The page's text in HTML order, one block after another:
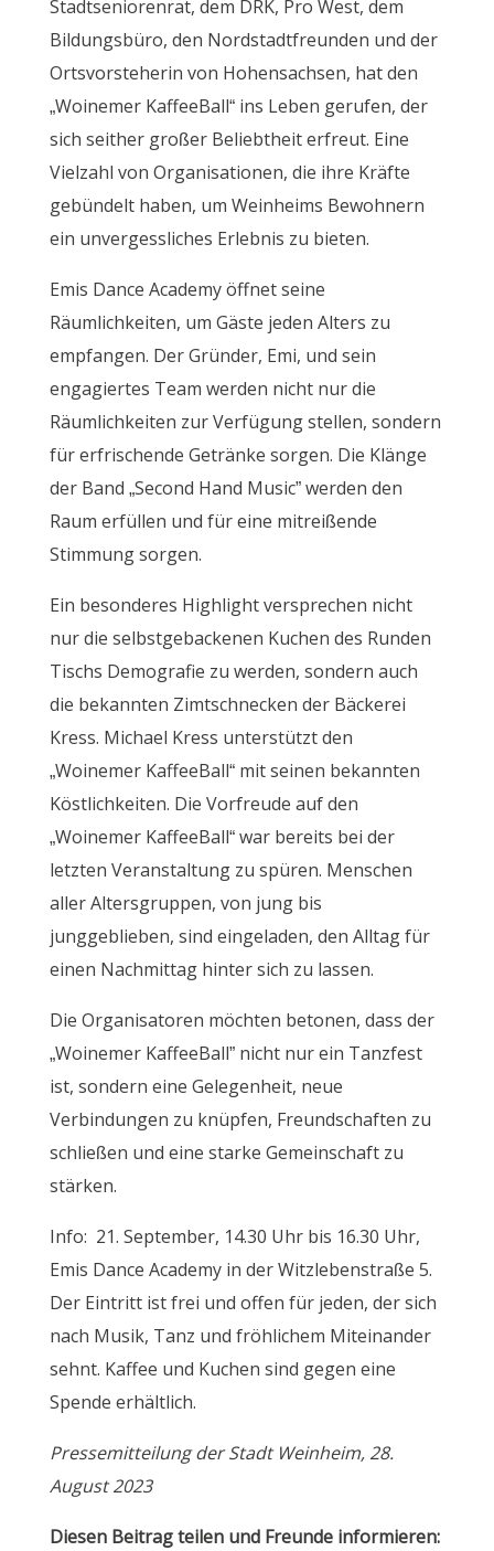
Stadtseniorenrat, dem DRK, Pro West, dem
Bildungsbüro, den Nordstadtfreunden und der
Ortsvorsteherin von Hohensachsen, hat den
„Woinemer KaffeeBall“ ins Leben gerufen, der
sich seither großer Beliebtheit erfreut. Eine
Vielzahl von Organisationen, die ihre Kräfte
gebündelt haben, um Weinheims Bewohnern
ein unvergessliches Erlebnis zu bieten.
Emis Dance Academy öffnet seine
Räumlichkeiten, um Gäste jeden Alters zu
empfangen. Der Gründer, Emi, und sein
engagiertes Team werden nicht nur die
Räumlichkeiten zur Verfügung stellen, sondern
für erfrischende Getränke sorgen. Die Klänge
der Band „Second Hand Music” werden den
Raum erfüllen und für eine mitreißende
Stimmung sorgen.
Ein besonderes Highlight versprechen nicht
nur die selbstgebackenen Kuchen des Runden
Tischs Demografie zu werden, sondern auch
die bekannten Zimtschnecken der Bäckerei
Kress. Michael Kress unterstützt den
„Woinemer KaffeeBall“ mit seinen bekannten
Köstlichkeiten. Die Vorfreude auf den
„Woinemer KaffeeBall“ war bereits bei der
letzten Veranstaltung zu spüren. Menschen
aller Altersgruppen, von jung bis
junggeblieben, sind eingeladen, den Alltag für
einen Nachmittag hinter sich zu lassen.
Die Organisatoren möchten betonen, dass der
„Woinemer KaffeeBall” nicht nur ein Tanzfest
ist, sondern eine Gelegenheit, neue
Verbindungen zu knüpfen, Freundschaften zu
schließen und eine starke Gemeinschaft zu
stärken.
Info: 21. September, 14.30 Uhr bis 16.30 Uhr,
Emis Dance Academy in der Witzlebenstraße 5.
Der Eintritt ist frei und offen für jeden, der sich
nach Musik, Tanz und fröhlichem Miteinander
sehnt. Kaffee und Kuchen sind gegen eine
Spende erhältlich.
Pressemitteilung der Stadt Weinheim, 28.
August 2023
Diesen Beitrag teilen und Freunde informieren: